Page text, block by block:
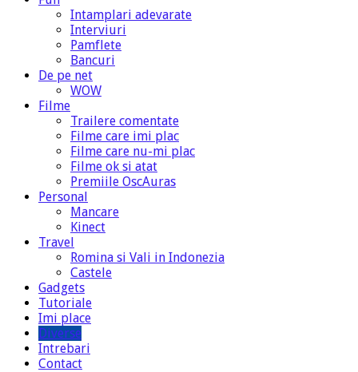
Intamplari adevarate
Interviuri
Pamflete
Bancuri
De pe net
WOW
Filme
Trailere comentate
Filme care imi plac
Filme care nu-mi plac
Filme ok si atat
Premiile OscAuras
Personal
Mancare
Kinect
Travel
Romina si Vali in Indonezia
Castele
Gadgets
Tutoriale
Imi place
Diverse
Intrebari
Contact